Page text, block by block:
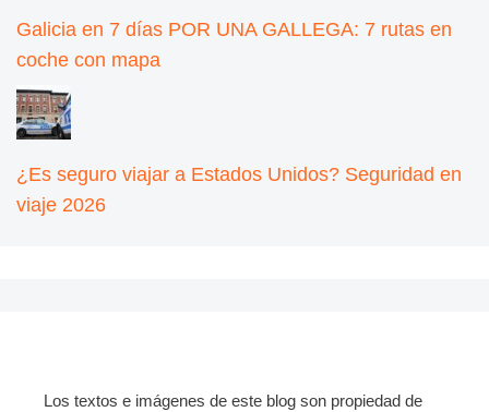
Galicia en 7 días POR UNA GALLEGA: 7 rutas en
coche con mapa
¿Es seguro viajar a Estados Unidos? Seguridad en
viaje 2026
Los textos e imágenes de este blog son propiedad de